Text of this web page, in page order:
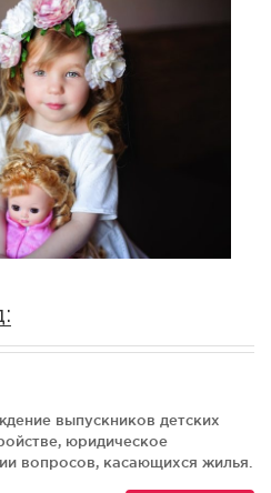
выпускников детских
юридическое
вопросов, касающихся жилья.